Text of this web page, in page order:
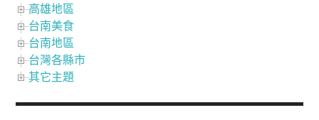
高雄地區
台南美食
台南地區
台灣各縣市
其它主題